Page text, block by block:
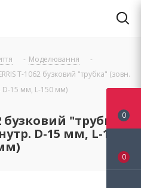
- Моделювання
-
T-1062 бузковий "трубка" (зовн.
D-15 мм, L-150 мм)
бузковий "трубка"
D-15 мм, L-150
0
0